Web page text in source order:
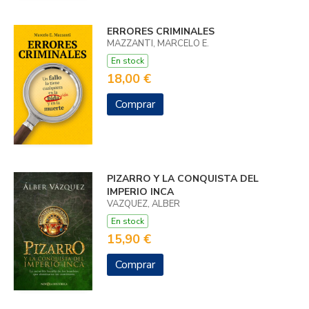
ERRORES CRIMINALES
MAZZANTI, MARCELO E.
En stock
18,00 €
Comprar
PIZARRO Y LA CONQUISTA DEL
IMPERIO INCA
VAZQUEZ, ALBER
En stock
15,90 €
Comprar